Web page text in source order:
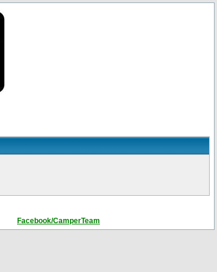
Facebook/CamperTeam